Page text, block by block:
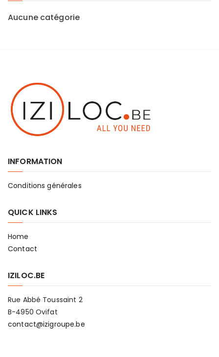
Aucune catégorie
INFORMATION
Conditions générales
QUICK LINKS
Home
Contact
IZILOC.BE
Rue Abbé Toussaint 2
B-4950 Ovifat
contact@izigroupe.be